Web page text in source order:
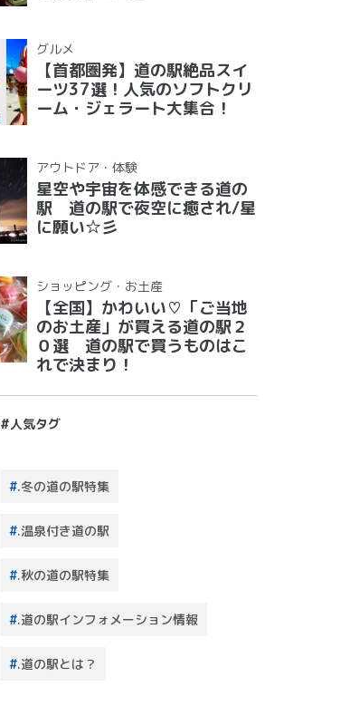
グルメ
【首都圏発】道の駅絶品スイ
ーツ37選！人気のソフトクリ
ーム・ジェラート大集合！
アウトドア・体験
星空や宇宙を体感できる道の
駅 道の駅で夜空に癒され/星
に願い☆彡
ショッピング・お土産
【全国】かわいい♡「ご当地
のお土産」が買える道の駅２
０選 道の駅で買うものはこ
れで決まり！
#人気タグ
.冬の道の駅特集
.温泉付き道の駅
.秋の道の駅特集
.道の駅インフォメーション情報
.道の駅とは？